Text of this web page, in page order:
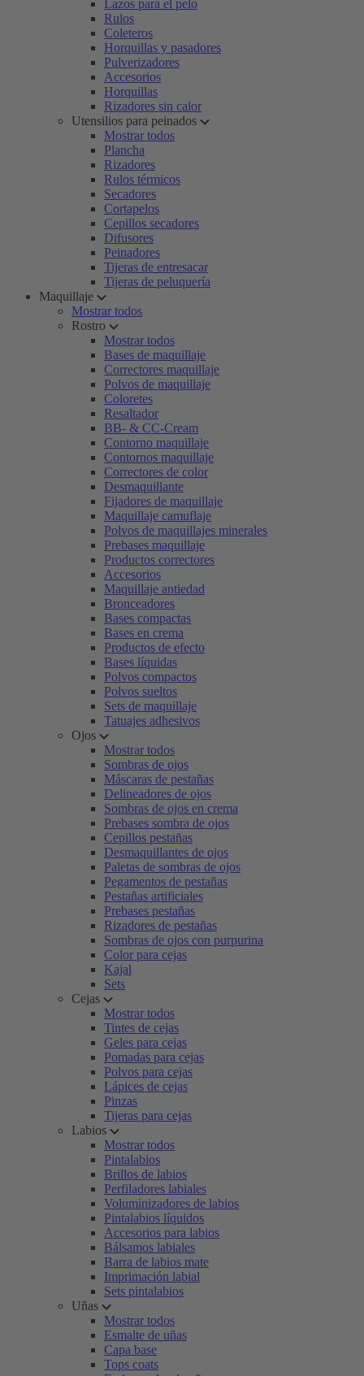
Lazos para el pelo
Rulos
Coleteros
Horquillas y pasadores
Pulverizadores
Accesorios
Horquillas
Rizadores sin calor
Utensilios para peinados
Mostrar todos
Plancha
Rizadores
Rulos térmicos
Secadores
Cortapelos
Cepillos secadores
Difusores
Peinadores
Tijeras de entresacar
Tijeras de peluquería
Maquillaje
Mostrar todos
Rostro
Mostrar todos
Bases de maquillaje
Correctores maquillaje
Polvos de maquillaje
Coloretes
Resaltador
BB- & CC-Cream
Contorno maquillaje
Contornos maquillaje
Correctores de color
Desmaquillante
Fijadores de maquillaje
Maquillaje camuflaje
Polvos de maquillajes minerales
Prebases maquillaje
Productos correctores
Accesorios
Maquillaje antiedad
Bronceadores
Bases compactas
Bases en crema
Productos de efecto
Bases líquidas
Polvos compactos
Polvos sueltos
Sets de maquillaje
Tatuajes adhesivos
Ojos
Mostrar todos
Sombras de ojos
Máscaras de pestañas
Delineadores de ojos
Sombras de ojos en crema
Prebases sombra de ojos
Cepillos pestañas
Desmaquillantes de ojos
Paletas de sombras de ojos
Pegamentos de pestañas
Pestañas artificiales
Prebases pestañas
Rizadores de pestañas
Sombras de ojos con purpurina
Color para cejas
Kajal
Sets
Cejas
Mostrar todos
Tintes de cejas
Geles para cejas
Pomadas para cejas
Polvos para cejas
Lápices de cejas
Pinzas
Tijeras para cejas
Labios
Mostrar todos
Pintalabios
Brillos de labios
Perfiladores labiales
Voluminizadores de labios
Pintalabios líquidos
Accesorios para labios
Bálsamos labiales
Barra de labios mate
Imprimación labial
Sets pintalabios
Uñas
Mostrar todos
Esmalte de uñas
Capa base
Tops coats